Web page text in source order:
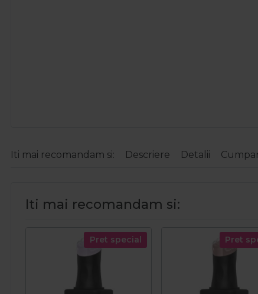
Iti mai recomandam si: Descriere Detalii
Iti mai recomandam si:
Pret special Pret